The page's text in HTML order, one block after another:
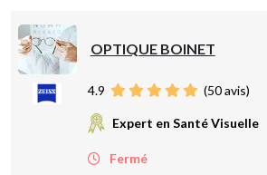
OPTIQUE BOINET
4.9 (50avis)
Expert en Santé Visuelle
Fermé